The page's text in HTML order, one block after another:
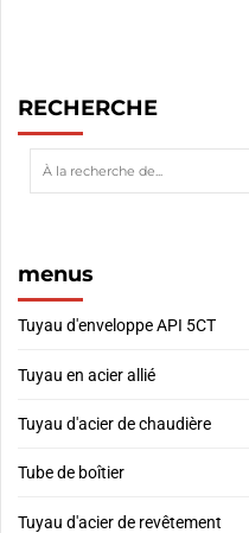
RECHERCHE
menus
Tuyau d'enveloppe API 5CT
Tuyau en acier allié
Tuyau d'acier de chaudière
Tube de boîtier
Tuyau d'acier de revêtement